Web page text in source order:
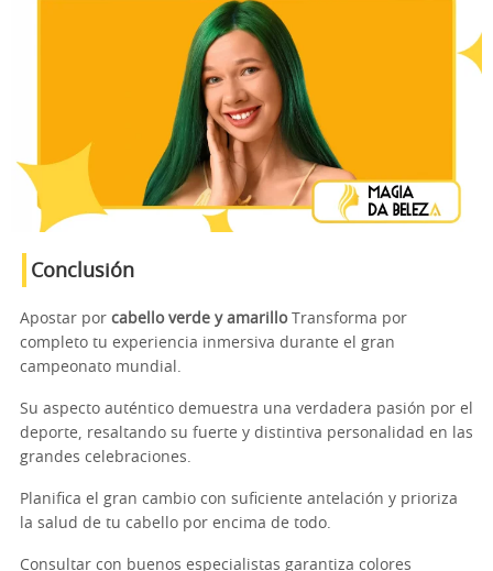
Conclusión
Apostar por cabello verde y amarilloTransforma por
completo tu experiencia inmersiva durante el gran
campeonato mundial.
Su aspecto auténtico demuestra una verdadera pasión por el
deporte, resaltando su fuerte y distintiva personalidad en las
grandes celebraciones.
Planifica el gran cambio con suficiente antelación y prioriza
la salud de tu cabello por encima de todo.
Consultar con buenos especialistas garantiza colores